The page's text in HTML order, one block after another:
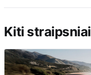
Kiti straipsniai